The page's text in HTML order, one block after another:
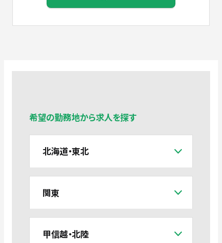
希望の勤務地から求人を探す
北海道・東北
関東
甲信越・北陸